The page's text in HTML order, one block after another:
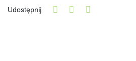
Udostępnij